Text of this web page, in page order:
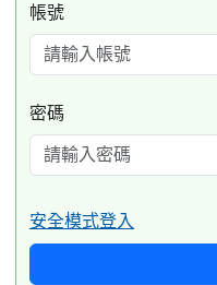
帳號
密碼
安全模式登入